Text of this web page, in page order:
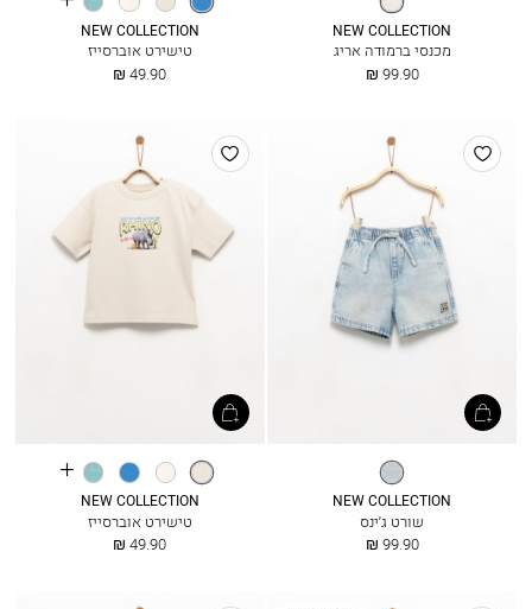
NEW COLLECTION
מכנסי ברמודה אריג
החל
99.90 ₪
בוהק more
NEW COLLECTION
טישירט אוברסייז
החל
49.90 ₪
הוסף
למועדפים
ג׳ינס
בהיר
NEW COLLECTION
שורט ג׳ינס
החל
99.90 ₪
הוסף
למועדפים
קרח אופוויטכחול
בוהק
פסיםSee
more
NEW COLLECTION
טישירט אוברסייז
החל
49.90 ₪